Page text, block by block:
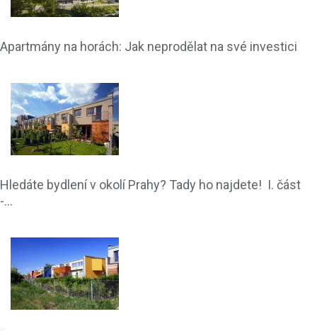
Apartmány na horách: Jak neprodělat na své investici
Hledáte bydlení v okolí Prahy? Tady ho najdete! I. část
-...